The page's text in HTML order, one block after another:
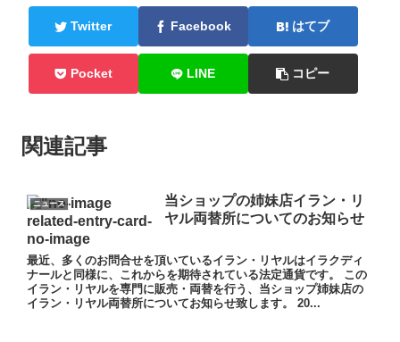
Twitter Facebook はてブ
Pocket LINE コピー
関連記事
ニュース
当ショップの姉妹店イラン・リ
ヤル両替所についてのお知らせ
最近、多くのお問合せを頂いているイラン・リヤルはイラクディ
ナールと同様に、これからを期待されている法定通貨です。 この
イラン・リヤルを専門に販売・両替を行う、当ショップ姉妹店の
イラン・リヤル両替所についてお知らせ致します。 20...